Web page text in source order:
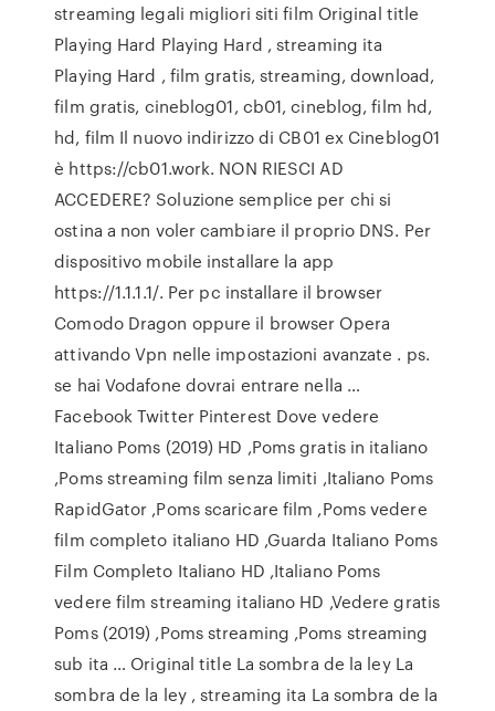
streaming legali migliori siti film Original title
Playing Hard Playing Hard , streaming ita
Playing Hard , film gratis, streaming, download,
film gratis, cineblog01, cb01, cineblog, film hd,
hd, film Il nuovo indirizzo di CB01 ex Cineblog01
è https://cb01.work. NON RIESCI AD
ACCEDERE? Soluzione semplice per chi si
ostina a non voler cambiare il proprio DNS. Per
dispositivo mobile installare la app
https://1.1.1.1/. Per pc installare il browser
Comodo Dragon oppure il browser Opera
attivando Vpn nelle impostazioni avanzate . ps.
se hai Vodafone dovrai entrare nella …
Facebook Twitter Pinterest Dove vedere
Italiano Poms (2019) HD ,Poms gratis in italiano
,Poms streaming film senza limiti ,Italiano Poms
RapidGator ,Poms scaricare film ,Poms vedere
film completo italiano HD ,Guarda Italiano Poms
Film Completo Italiano HD ,Italiano Poms
vedere film streaming italiano HD ,Vedere gratis
Poms (2019) ,Poms streaming ,Poms streaming
sub ita … Original title La sombra de la ley La
sombra de la ley , streaming ita La sombra de la